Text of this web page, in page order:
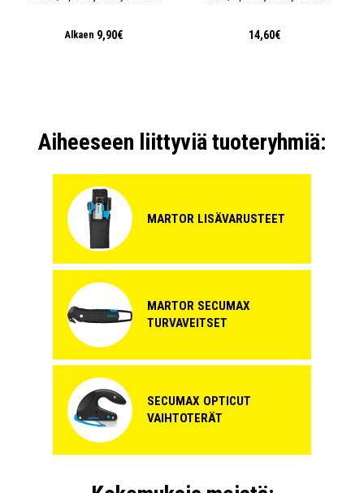
Alkaen 9,90€ 14,60€
Aiheeseen liittyviä tuoteryhmiä:
MARTOR LISÄVARUSTEET
MARTOR SECUMAX
TURVAVEITSET
SECUMAX OPTICUT
VAIHTOTERÄT